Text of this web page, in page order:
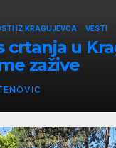
IZ KRAGUJEVCA VESTI
crtanja u
zažive